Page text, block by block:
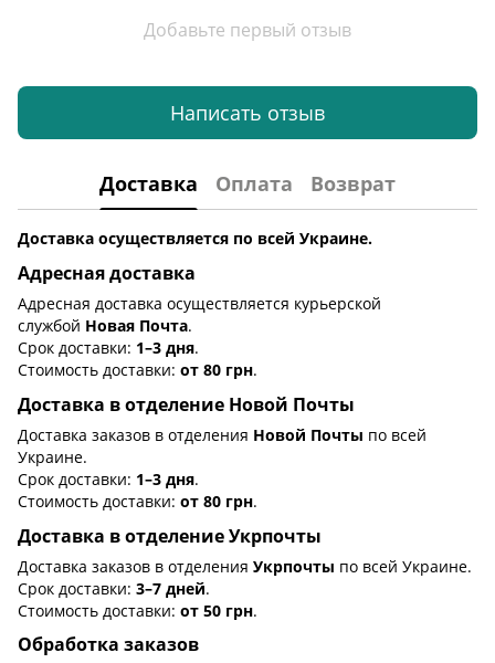
Добавьте первый отзыв
Написать отзыв
Доставка Оплата Возврат
Доставка осуществляется по всей Украине.
Адресная доставка
Адресная доставка осуществляется курьерской
службой Новая Почта.
Срок доставки: 1–3 дня.
Стоимость доставки: от 80 грн.
Доставка в отделение Новой Почты
Доставка заказов в отделения Новой Почты по всей
Украине.
Срок доставки: 1–3 дня.
Стоимость доставки: от 80 грн.
Доставка в отделение Укрпочты
Доставка заказов в отделения Укрпочты по всей Украине.
Срок доставки: 3–7 дней.
Стоимость доставки: от 50 грн.
Обработка заказов